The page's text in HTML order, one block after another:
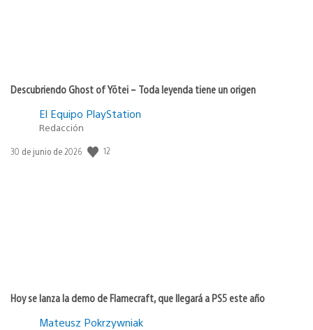
Descubriendo Ghost of Yōtei – Toda leyenda tiene un origen
El Equipo PlayStation
Redacción
Fecha
30 de junio de 2026 12
Hoy se lanza la demo de Flamecraft, que llegará a PS5 este año
Mateusz Pokrzywniak